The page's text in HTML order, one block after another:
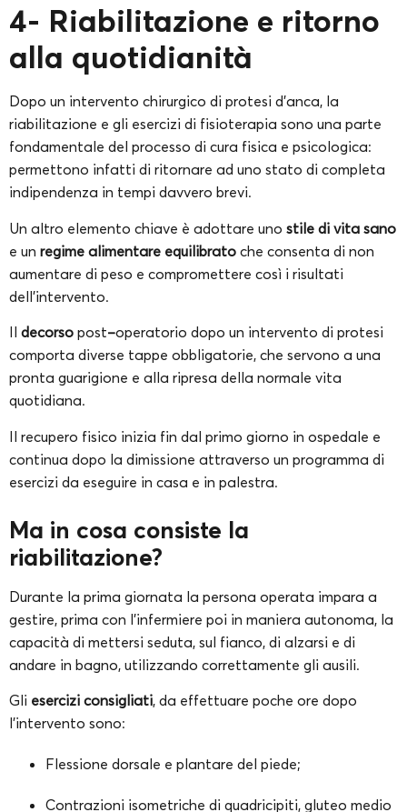
4- Riabilitazione e ritorno
alla quotidianità
Dopo un intervento chirurgico di protesi d’anca, la
riabilitazione e gli esercizi di fisioterapia sono una parte
fondamentale del processo di cura fisica e psicologica:
permettono infatti di ritornare ad uno stato di completa
indipendenza in tempi davvero brevi.
Un altro elemento chiave è adottare uno stile di vita sano
e un regime alimentare equilibrato che consenta di non
aumentare di peso e compromettere così i risultati
dell’intervento.
Il decorso post–operatorio dopo un intervento di protesi
comporta diverse tappe obbligatorie, che servono a una
pronta guarigione e alla ripresa della normale vita
quotidiana.
Il recupero fisico inizia fin dal primo giorno in ospedale e
continua dopo la dimissione attraverso un programma di
esercizi da eseguire in casa e in palestra.
Ma in cosa consiste la
riabilitazione?
Durante la prima giornata la persona operata impara a
gestire, prima con l’infermiere poi in maniera autonoma, la
capacità di mettersi seduta, sul fianco, di alzarsi e di
andare in bagno, utilizzando correttamente gli ausili.
Gli esercizi consigliati, da effettuare poche ore dopo
l’intervento sono:
Flessione dorsale e plantare del piede;
Contrazioni isometriche di quadricipiti, gluteo medio